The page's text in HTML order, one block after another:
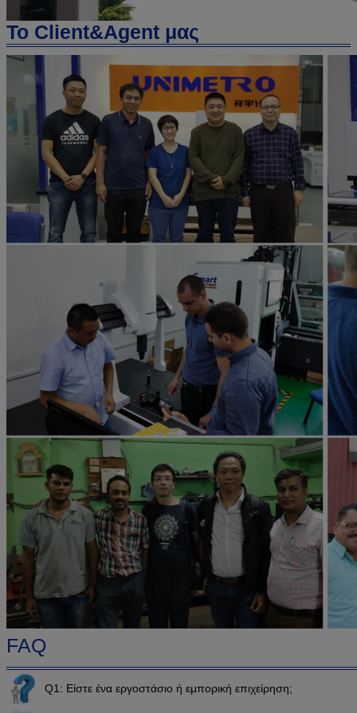
Το Client&Agent μας
FAQ
Q1: Είστε ένα εργοστάσιο ή εμπορική επιχείρηση;